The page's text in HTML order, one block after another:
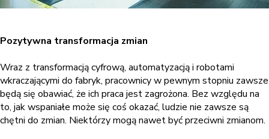
Pozytywna transformacja zmian
Wraz z transformacją cyfrową, automatyzacją i robotami
wkraczającymi do fabryk, pracownicy w pewnym stopniu zawsze
będą się obawiać, że ich praca jest zagrożona. Bez względu na
to, jak wspaniałe może się coś okazać, ludzie nie zawsze są
chętni do zmian. Niektórzy mogą nawet być przeciwni zmianom.